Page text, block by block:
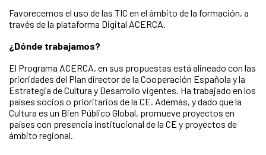
Favorecemos el uso de las TIC en el ámbito de la formación, a
través de la plataforma Digital ACERCA.
¿Dónde trabajamos?
El Programa ACERCA, en sus propuestas está alineado con las
prioridades del Plan director de la Cooperación Española y la
Estrategia de Cultura y Desarrollo vigentes. Ha trabajado en los
países socios o prioritarios de la CE. Además, y dado que la
Cultura es un Bien Público Global, promueve proyectos en
países con presencia institucional de la CE y proyectos de
ámbito regional.